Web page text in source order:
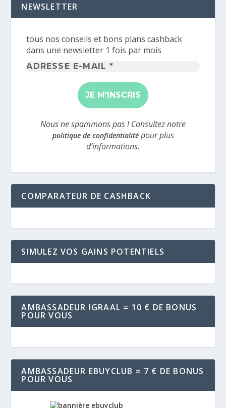
NEWSLETTER
tous nos conseils et bons plans cashback
dans une newsletter 1 fois par mois
Adresse
mail
*
Nous ne spammons pas ! Consultez notre
politique de confidentialitépour plus
d’informations.
COMPARATEUR DE CASHBACK
SIMULEZ VOS GAINS POTENTIELS
AMBASSADEUR IGRAAL = 10 € DE BONUS
POUR VOUS
AMBASSADEUR EBUYCLUB = 7 € DE BONUS
POUR VOUS